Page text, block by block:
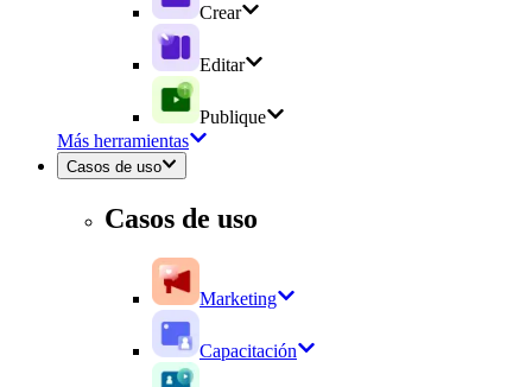
Crear
Editar
Publique
Más herramientas
Casos de uso
Casos de uso
Marketing
Capacitación